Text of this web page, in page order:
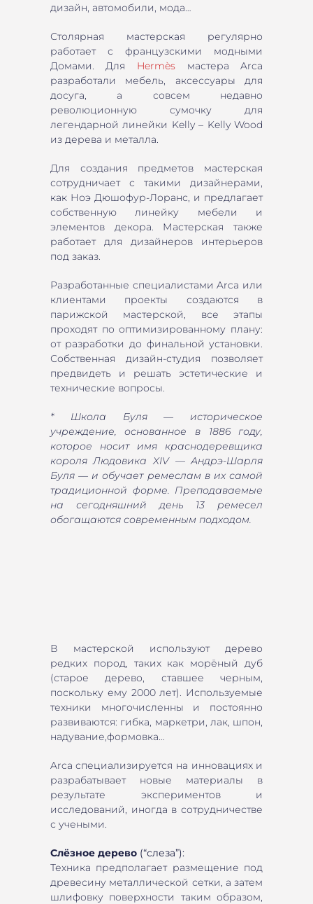
дизайн, автомобили, мода…
Столярная мастерская регулярно
работает с французскими модными
Домами. Для Hermès мастера Arca
разработали мебель, аксессуары для
досуга, а совсем недавно
революционную сумочку для
легендарной линейки Kelly – Kelly Wood
из дерева и металла.
Для создания предметов мастерская
сотрудничает с такими дизайнерами,
как Ноэ Дюшофур-Лоранс, и предлагает
собственную линейку мебели и
элементов декора. Мастерская также
работает для дизайнеров интерьеров
под заказ.
Разработанные специалистами Arca или
клиентами проекты создаются в
парижской мастерской, все этапы
проходят по оптимизированному плану:
от разработки до финальной установки.
Собственная дизайн-студия позволяет
предвидеть и решать эстетические и
технические вопросы.
* Школа Буля — историческое
учреждение, основанное в 1886 году,
которое носит имя краснодеревщика
короля Людовика XIV — Андрэ-Шарля
Буля — и обучает ремеслам в их самой
традиционной форме. Преподаваемые
на сегодняшний день 13 ремесел
обогащаются современным подходом.
В мастерской используют дерево
редких пород, таких как морёный дуб
(старое дерево, ставшее черным,
поскольку ему 2000 лет). Используемые
техники многочисленны и постоянно
развиваются: гибка, маркетри, лак, шпон,
надувание,формовка…
Arca специализируется на инновациях и
разрабатывает новые материалы в
результате экспериментов и
исследований, иногда в сотрудничестве
с учеными.
Слёзное дерево(“слеза”):
Техника предполагает размещение под
древесину металлической сетки, а затем
шлифовку поверхности таким образом,